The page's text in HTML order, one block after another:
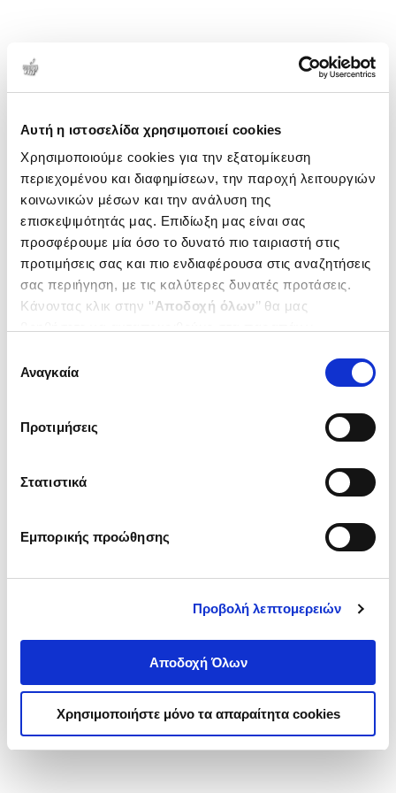
Αυτή η ιστοσελίδα χρησιμοποιεί cookies
Χρησιμοποιούμε cookies για την εξατομίκευση
περιεχομένου και διαφημίσεων, την παροχή λειτουργιών
κοινωνικών μέσων και την ανάλυση της
επισκεψιμότητάς μας. Επιδίωξη μας είναι σας
προσφέρουμε μία όσο το δυνατό πιο ταιριαστή στις
προτιμήσεις σας και πιο ενδιαφέρουσα στις αναζητήσεις
σας περιήγηση, με τις καλύτερες δυνατές προτάσεις.
Κάνοντας κλικ στην ‘’Αποδοχή όλων’’ θα μας
ενδιαφέρουν και να επιλέξετε από τα παρακάτω με την
΄΄και να ενημερωθείτε σχετικά με
συγκατάθεσης
Αναγκαία
Προτιμήσεις
Στατιστικά
Εμπορικής προώθησης
Προβολή λεπτομερειών
Αποδοχή Όλων
Χρησιμοποιήστε μόνο τα απαραίτητα cookies